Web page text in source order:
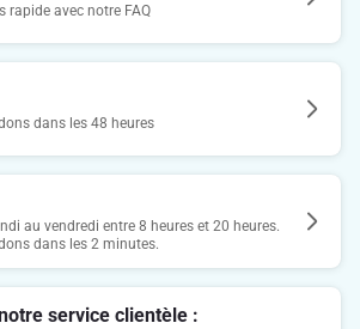
rapide avec notre FAQ
dans les 48 heures
au vendredi entre 8 heures et 20 heures.
dans les 2 minutes.
service clientèle :